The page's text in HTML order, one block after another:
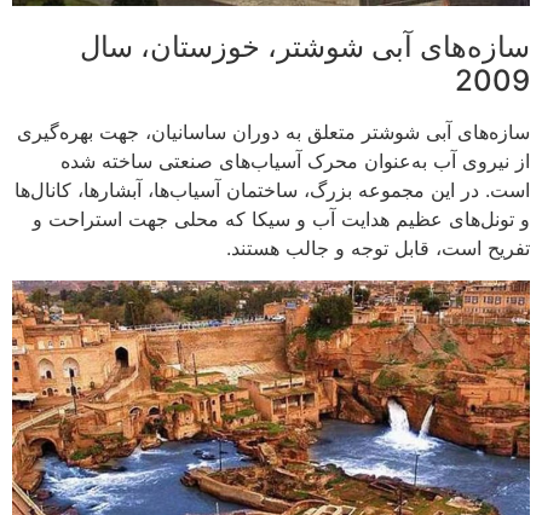
سازه‌های آبی شوشتر، خوزستان، سال
2009
سازه‌های آبی شوشتر متعلق به دوران ساسانیان، جهت بهره‌گیری
از نیروی آب به‌عنوان محرک آسیاب‌های صنعتی ساخته شده
‌است. در این مجموعه بزرگ، ساختمان آسیاب‌ها، آبشارها، کانال‌ها
و تونل‌های عظیم هدایت آب و سیکا که محلی جهت استراحت و
تفریح است، قابل توجه و جالب هستند.